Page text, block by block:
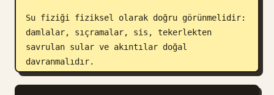
Su fiziği fiziksel olarak doğru görünmelidir:
damlalar, sıçramalar, sis, tekerlekten
savrulan sular ve akıntılar doğal
davranmalıdır.